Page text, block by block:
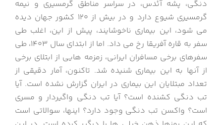
دنگی، پشه آئدس، در سراسر مناطق گرمسیری و نیمه
گرمسیری شیوع دارد و در بیش از 120 کشور جهان دیده
می شود، این بیماری ناخوشایند، پیش از این، اغلب طی
سفر به قاره آفریقا رخ می داد. اما از ابتدای سال 1403، طی
سفرهای برخی مسافران ایرانی، زمزمه هایی از ابتلای برخی
از آنها به این بیماری شنیده شد. تاکنون، آمار دقیقی از
تعداد مبتلایان این بیماری در ایران گزارش نشده است. آیا
تب دنگی کشنده است؟ آیا تب دنگی واگیردار و مسری
است؟ واکسن تب دنگی وجود دارد؟ اینها، سوالاتی است